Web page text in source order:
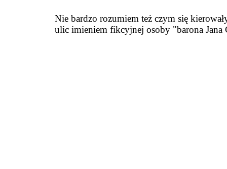
Nie bardzo rozumiem też czym się
ulic imieniem fikcyjnej osoby "barona Jana